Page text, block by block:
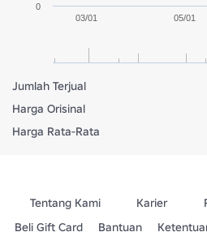
03/01 05/01
0
Jumlah Terjual
Harga Orisinal
Harga Rata-Rata
Tentang Kami Karier
Beli Gift Card
Bantuan